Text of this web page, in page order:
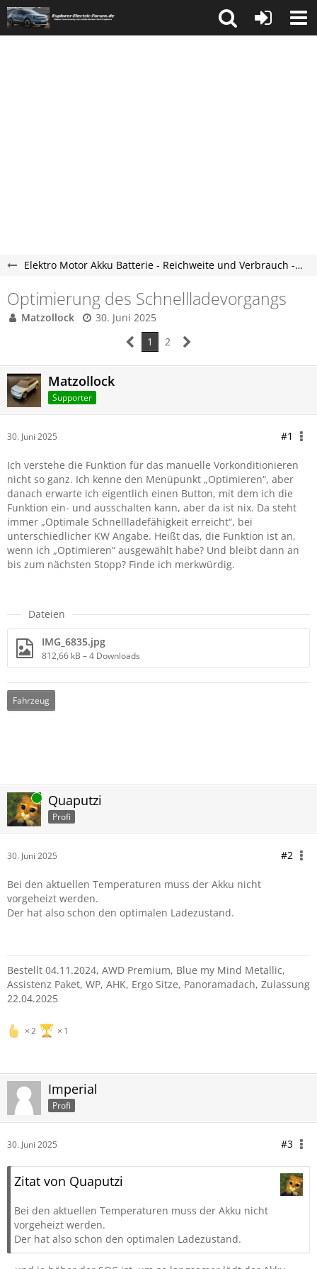
Elektro Motor Akku Batterie - Reichweite und Verbrauch - Explorer Electric Forum
Optimierung des Schnellladevorgangs
Matzollock
30. Juni 2025
1
2
Matzollock
Supporter
30. Juni 2025 #1
Ich verstehe die Funktion für das manuelle Vorkonditionieren
nicht so ganz. Ich kenne den Menüpunkt „Optimieren“, aber
danach erwarte ich eigentlich einen Button, mit dem ich die
Funktion ein- und ausschalten kann, aber da ist nix. Da steht
immer „Optimale Schnellladefähigkeit erreicht“, bei
unterschiedlicher KW Angabe. Heißt das, die Funktion ist an,
wenn ich „Optimieren“ ausgewählt habe? Und bleibt dann an
bis zum nächsten Stopp? Finde ich merkwürdig.
Dateien
IMG_6835.jpg
812,66 kB – 4 Downloads
Fahrzeug
Online Quaputzi
Profi
30. Juni 2025 #2
Bei den aktuellen Temperaturen muss der Akku nicht
vorgeheizt werden.
Der hat also schon den optimalen Ladezustand.
Bestellt 04.11.2024, AWD Premium, Blue my Mind Metallic,
Assistenz Paket, WP, AHK, Ergo Sitze, Panoramadach, Zulassung
22.04.2025
2 1
Imperial
Profi
30. Juni 2025 #3
Zitat von Quaputzi
Bei den aktuellen Temperaturen muss der Akku nicht
vorgeheizt werden.
Der hat also schon den optimalen Ladezustand.